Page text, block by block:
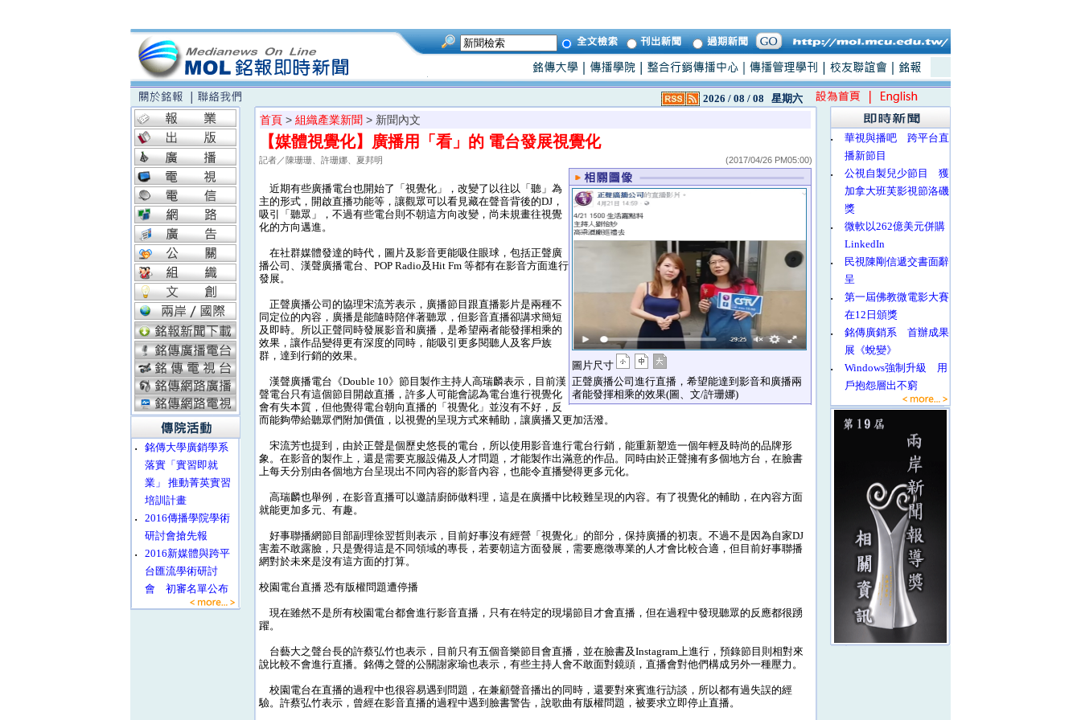
2026 / 08 / 08 星期六
‧
銘傳大學廣銷學系
落實「實習即就
業」 推動菁英實習
培訓計畫
‧
2016傳播學院學術
研討會搶先報
‧
2016新媒體與跨平
台匯流學術研討
會 初審名單公布
首頁 > 組織產業新聞 > 新聞內文
【媒體視覺化】廣播用「看」的 電台發展視覺化
記者／陳珊珊、許珊娜、夏邦明 (2017/04/26 PM05:00)
圖片尺寸
正聲廣播公司進行直播，希望能達到影音和廣播兩
者能發揮相乘的效果(圖、文/許珊娜)
近期有些廣播電台也開始了「視覺化」，改變了以往以「聽」為
主的形式，開啟直播功能等，讓觀眾可以看見藏在聲音背後的DJ，
吸引「聽眾」，不過有些電台則不朝這方向改變，尚未規畫往視覺
化的方向邁進。
在社群媒體發達的時代，圖片及影音更能吸住眼球，包括正聲廣
播公司、漢聲廣播電台、POP Radio及Hit Fm 等都有在影音方面進行
發展。
正聲廣播公司的協理宋流芳表示，廣播節目跟直播影片是兩種不
同定位的內容，廣播是能隨時陪伴著聽眾，但影音直播卻講求簡短
及即時。所以正聲同時發展影音和廣播，是希望兩者能發揮相乘的
效果，讓作品變得更有深度的同時，能吸引更多閱聽人及客戶族
群，達到行銷的效果。
漢聲廣播電台《Double 10》節目製作主持人高瑞麟表示，目前漢
聲電台只有這個節目開啟直播，許多人可能會認為電台進行視覺化
會有失本質，但他覺得電台朝向直播的「視覺化」並沒有不好，反
而能夠帶給聽眾們附加價值，以視覺的呈現方式來輔助，讓廣播又更加活潑。
宋流芳也提到，由於正聲是個歷史悠長的電台，所以使用影音進行電台行銷，能重新塑造一個年輕及時尚的品牌形
象。在影音的製作上，還是需要克服設備及人才問題，才能製作出滿意的作品。同時由於正聲擁有多個地方台，在臉書
上每天分別由各個地方台呈現出不同內容的影音內容，也能令直播變得更多元化。
高瑞麟也舉例，在影音直播可以邀請廚師做料理，這是在廣播中比較難呈現的內容。有了視覺化的輔助，在內容方面
就能更加多元、有趣。
好事聯播網節目部副理徐翌哲則表示，目前好事沒有經營「視覺化」的部分，保持廣播的初衷。不過不是因為自家DJ
害羞不敢露臉，只是覺得這是不同領域的專長，若要朝這方面發展，需要應徵專業的人才會比較合適，但目前好事聯播
網對於未來是沒有這方面的打算。
校園電台直播 恐有版權問題遭停播
現在雖然不是所有校園電台都會進行影音直播，只有在特定的現場節目才會直播，但在過程中發現聽眾的反應都很踴
躍。
台藝大之聲台長的許蔡弘竹也表示，目前只有五個音樂節目會直播，並在臉書及Instagram上進行，預錄節目則相對來
說比較不會進行直播。銘傳之聲的公關謝家瑜也表示，有些主持人會不敢面對鏡頭，直播會對他們構成另外一種壓力。
校園電台在直播的過程中也很容易遇到問題，在兼顧聲音播出的同時，還要對來賓進行訪談，所以都有過失誤的經
驗。許蔡弘竹表示，曾經在影音直播的過程中遇到臉書警告，說歌曲有版權問題，被要求立即停止直播。
‧
華視與播吧 跨平台直
播新節目
‧
公視自製兒少節目 獲
加拿大班芙影視節洛磯
獎
‧
微軟以262億美元併購
LinkedIn
‧
民視陳剛信遞交書面辭
呈
‧
第一屆佛教微電影大賽
在12日頒獎
‧
銘傳廣銷系 首辦成果
展《蛻變》
‧
Windows強制升級 用
戶抱怨層出不窮